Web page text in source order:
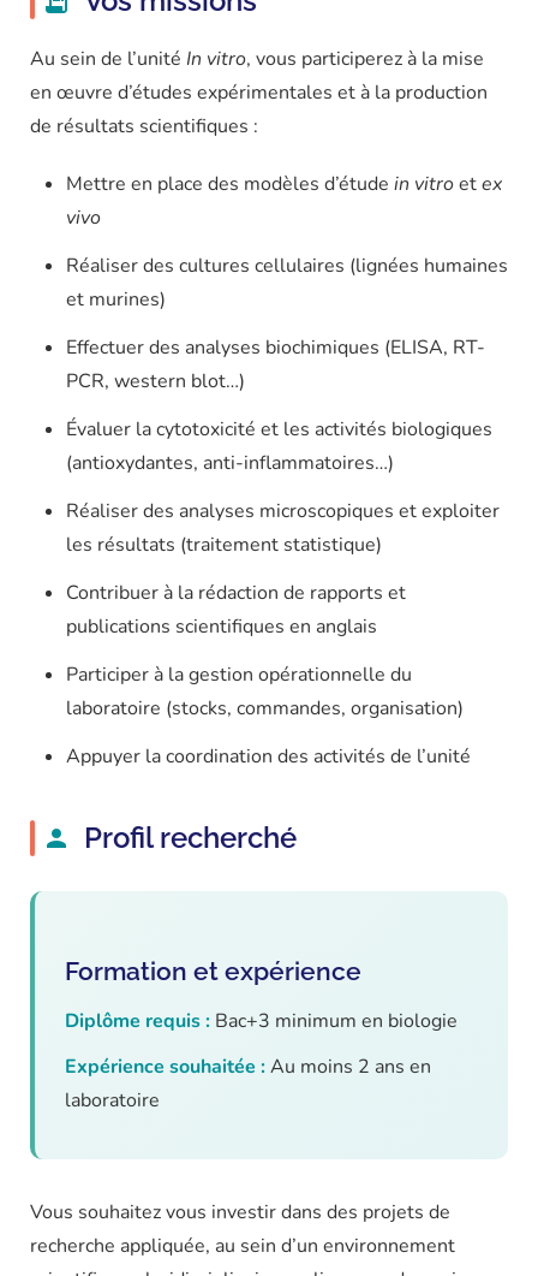
Au sein de l’unité In vitro, vous participerez à la mise
en œuvre d’études expérimentales et à la production
de résultats scientifiques :
Mettre en place des modèles d’étude in vitroetex
vivo
Réaliser des cultures cellulaires (lignées humaines
et murines)
Effectuer des analyses biochimiques (ELISA, RT-
PCR, western blot…)
Évaluer la cytotoxicité et les activités biologiques
(antioxydantes, anti-inflammatoires…)
Réaliser des analyses microscopiques et exploiter
les résultats (traitement statistique)
Contribuer à la rédaction de rapports et
publications scientifiques en anglais
Participer à la gestion opérationnelle du
laboratoire (stocks, commandes, organisation)
Appuyer la coordination des activités de l’unité
Profil recherché
Formation et expérience
Diplôme requis : Bac+3 minimum en biologie
Expérience souhaitée :Au moins 2 ans en
laboratoire
Vous souhaitez vous investir dans des projets de
recherche appliquée, au sein d’un environnement